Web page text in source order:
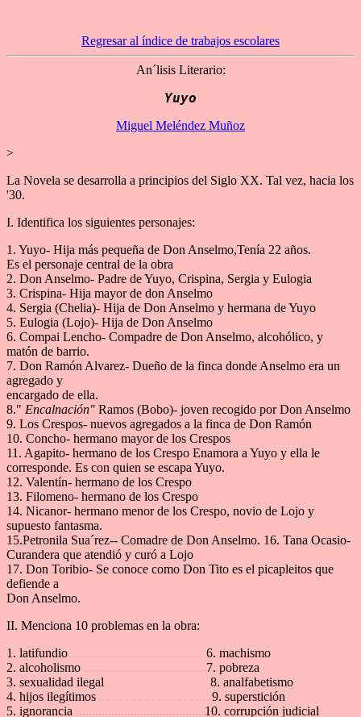
Regresar al índice de trabajos escolares
An´lisis Literario:
Yuyo
Miguel Meléndez Muñoz
>
La Novela se desarrolla a principios del Siglo XX. Tal vez, hacia los
'30.
I. Identifica los siguientes personajes:
1. Yuyo- Hija más pequeña de Don Anselmo,Tenía 22 años.
Es el personaje central de la obra
2. Don Anselmo- Padre de Yuyo, Crispina, Sergia y Eulogia
3. Crispina- Hija mayor de don Anselmo
4. Sergia (Chelia)- Hija de Don Anselmo y hermana de Yuyo
5. Eulogia (Lojo)- Hija de Don Anselmo
6. Compai Lencho- Compadre de Don Anselmo, alcohólico, y
matón de barrio.
7. Don Ramón Alvarez- Dueño de la finca donde Anselmo era un
agregado y
encargado de ella.
8." Encalnación" Ramos (Bobo)- joven recogido por Don Anselmo
9. Los Crespos- nuevos agregados a la finca de Don Ramón
10. Concho- hermano mayor de los Crespos
11. Agapito- hermano de los Crespo Enamora a Yuyo y ella le
corresponde. Es con quien se escapa Yuyo.
12. Valentín- hermano de los Crespo
13. Filomeno- hermano de los Crespo
14. Nicanor- hermano menor de los Crespo, novio de Lojo y
supuesto fantasma.
15.Petronila Sua´rez-- Comadre de Don Anselmo. 16. Tana Ocasio-
Curandera que atendió y curó a Lojo
17. Don Toribio- Se conoce como Don Tito es el picapleitos que
defiende a
Don Anselmo.
II. Menciona 10 problemas en la obra:
1. latifundio
6. machismo
2. alcoholismo
7. pobreza
3. sexualidad ilegal
8. analfabetismo
4. hijos ilegítimos
9. superstición
5. ignorancia
10. corrupción judicial